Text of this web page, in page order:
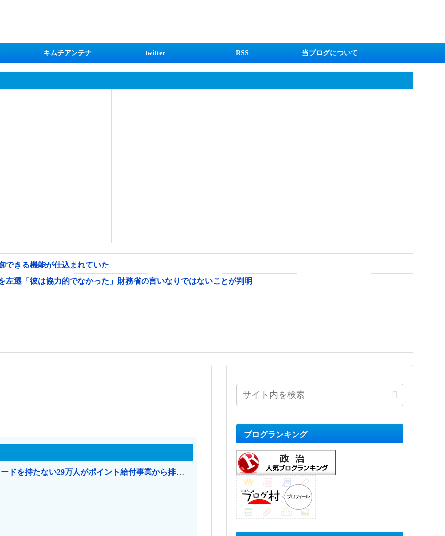
キムチアンテナ twitter RSS 当ブログについて
できる機能が仕込まれていた
遷「彼は協力的でなかった」財務省の言いなりではないことが判明
共産党「これは酷い…京都市でマイナンバーカードを持たない29万人がポイント給付事業から排除された」
ブログランキング